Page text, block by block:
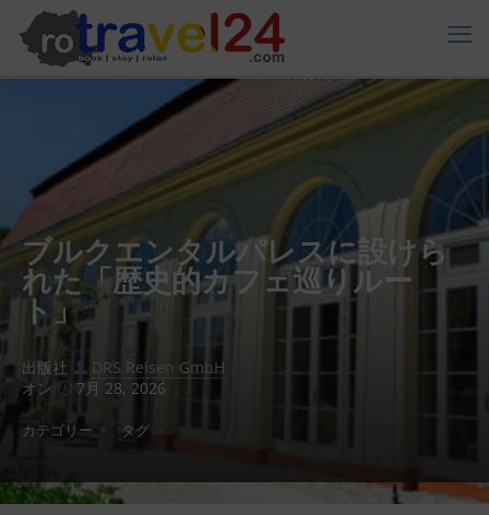
ブルクエンタルパレスに設けら
れた「歴史的カフェ巡りルー
ト」
出版社
DRS Reisen GmbH
オン
7月 28, 2026
カテゴリー タグ